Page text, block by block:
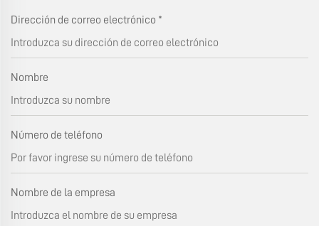
Dirección de correo electrónico *
Nombre
Número de teléfono
Nombre de la empresa